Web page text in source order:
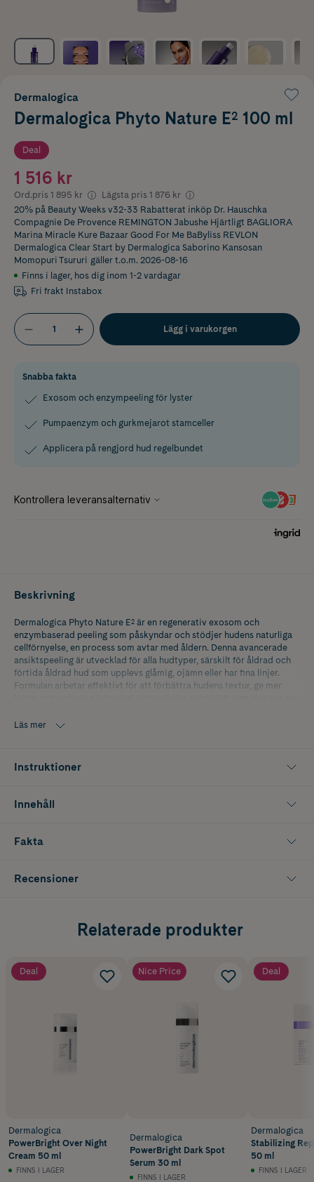
Dermalogica
Dermalogica Phyto Nature E² 100 ml
Deal
1 516 kr
Ord.pris 1 895 kr Lägsta pris 1 876 kr
20% på Beauty Weeks v32-33 Rabatterat inköp Dr. Hauschka
Compagnie De Provence REMINGTON Jabushe Hjärtligt BAGLIORA
Marina Miracle Kure Bazaar Good For Me BaByliss REVLON
Dermalogica Clear Start by Dermalogica Saborino Kansosan
Momopuri Tsururi gäller t.o.m. 2026-08-16
Finns i lager, hos dig inom 1-2 vardagar
Fri frakt Instabox
Lägg i varukorgen
Snabba fakta
Exosom och enzympeeling för lyster
Pumpaenzym och gurkmejarot stamceller
Applicera på rengjord hud regelbundet
Beskrivning
Dermalogica Phyto Nature E² är en regenerativ exosom och
enzymbaserad peeling som påskyndar och stödjer hudens naturliga
cellförnyelse, en process som avtar med åldern. Denna avancerade
ansiktspeeling är utvecklad för alla hudtyper, särskilt för åldrad och
förtida åldrad hud som upplevs glåmig, ojämn eller har fina linjer.
Formulan arbetar effektivt för att förbättra hudens textur, ge mer
kombination verkar på flera lager av hudens yta och minskar synligt
uppkomsten av fina linjer samt bidrar till en jämnare hudstruktur.
hudceller på hudytan, vilket hjälper till att framhäva en klarare och
slätare hud varje dag.
förstärker hudens naturliga exfolieringsförmåga och bidrar till att
acetylglukosamin, som finns naturligt i huden och är en byggsten i
hyaluronsyra, återfuktar och ger antioxidativt skydd mot fria
Innehåller 100 ml
Läs mer
Instruktioner
Innehåll
Fakta
Recensioner
Relaterade produkter
Deal
Dermalogica
PowerBright Over Night
Cream 50 ml
FINNS I LAGER
Nice Price
Dermalogica
PowerBright Dark Spot
Serum 30 ml
FINNS I LAGER
Deal
Dermalogica
Stabilizing
50 ml
FINNS I LAGER